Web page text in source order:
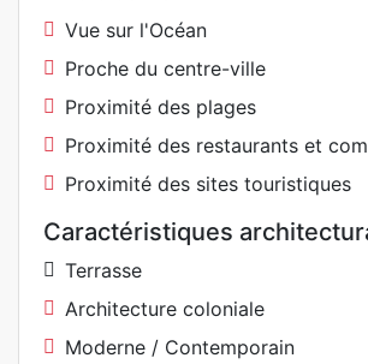
Vue sur l'Océan
Proche du centre-ville
Proximité des plages
Proximité des restaurants et
Proximité des sites touristiques
Caractéristiques
Terrasse
Architecture coloniale
Moderne / Contemporain